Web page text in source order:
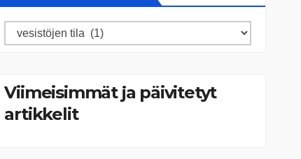
Artikkelien
Viimeisimmät ja päivitetyt
artikkelit